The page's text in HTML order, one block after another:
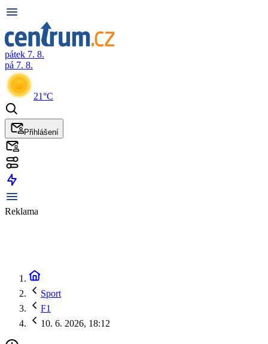
pátek 7. 8.
pá 7. 8.
21°C
Přihlášení
Reklama
Sport
F1
10. 6. 2026, 18:12